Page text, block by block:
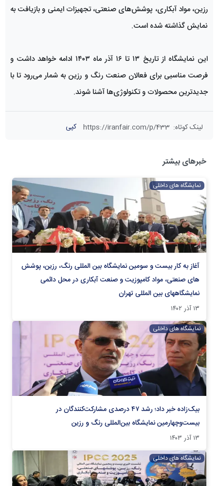
رزین، مواد آبکاری، پوشش‌های صنعتی، تجهیزات ایمنی و بازیافت به
نمایش گذاشته شده است.
این نمایشگاه از تاریخ ۱۳ تا ۱۶ آذر ماه ۱۴۰۳ ادامه خواهد داشت و
فرصت مناسبی برای فعالان صنعت رنگ و رزین به شمار می‌رود تا با
جدیدترین محصولات و تکنولوژی‌ها آشنا شوند.
لینک کوتاه:
https://iranfair.com/p/433 کپی
خبرهای بیشتر
نمایشگاه های داخلی
آغاز به کار بیست و سومین نمایشگاه بین المللی رنگ، رزین، پوشش
های صنعتی، مواد کامپوزیت و صنعت آبکاری در محل دائمی
نمایشگاههای بین المللی تهران
۱۳ آذر ۱۴۰۲
نمایشگاه های داخلی
بیک‌زاده خبر داد؛ رشد ۴۷ درصدی مشارکت‌کنندگان در
بیست‌وچهارمین نمایشگاه بین‌المللی رنگ و رزین
۱۳ آذر ۱۴۰۳
نمایشگاه های داخلی